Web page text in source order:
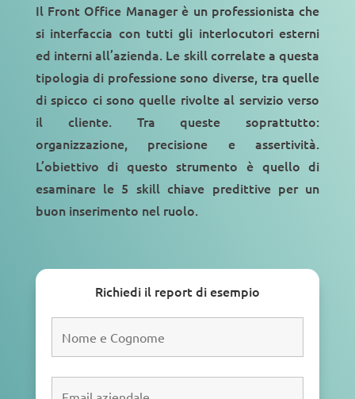
Il Front Office Manager è un professionista che
si interfaccia con tutti gli interlocutori esterni
ed interniall’azienda. Le skill correlate a questa
tipologia di professione sono diverse, tra quelle
di spicco ci sono quelle rivolte al servizio verso
il cliente. Tra queste soprattutto:
organizzazione, precisione eassertività.
L’obiettivo di questo strumento è quello di
esaminare le 5 skill chiave predittive per un
buon inserimento nel ruolo.
Richiedi il report di esempio